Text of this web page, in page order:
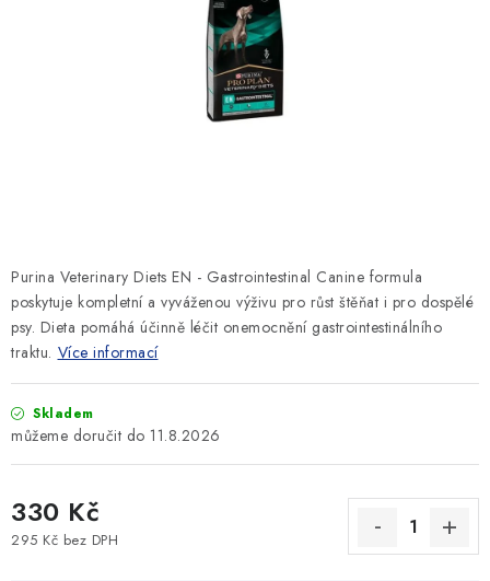
KRÁLÍCI/HLODAVCI/PTÁCI
Purina Veterinary Diets EN - Gastrointestinal Canine formula
poskytuje kompletní a vyváženou výživu pro růst štěňat i pro dospělé
psy. Dieta pomáhá účinně léčit onemocnění gastrointestinálního
traktu. Více informací
Skladem
11.8.2026
330 Kč
295 Kč bez DPH